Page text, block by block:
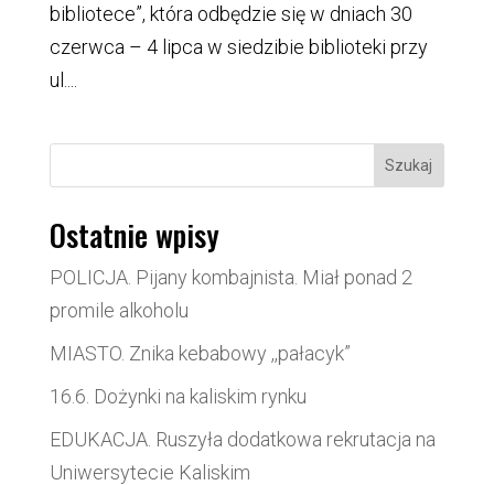
bibliotece”, która odbędzie się w dniach 30
czerwca – 4 lipca w siedzibie biblioteki przy
ul....
Szukaj
Ostatnie wpisy
POLICJA. Pijany kombajnista. Miał ponad 2
promile alkoholu
MIASTO. Znika kebabowy ,,pałacyk”
16.6. Dożynki na kaliskim rynku
EDUKACJA. Ruszyła dodatkowa rekrutacja na
Uniwersytecie Kaliskim